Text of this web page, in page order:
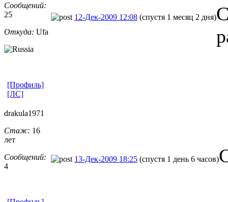
Сообщений:
25
Откуда: Ufa
12-Дек-2009 12:08 (спустя 1 месяц 2 дня)
[Профиль]
[ЛС]
drakula1971
Стаж: 16
лет
Сообщений:
4
13-Дек-2009 18:25 (спустя 1 день 6 часов)